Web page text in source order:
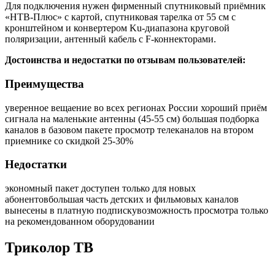
Для подключения нужен фирменный спутниковый приёмник
«НТВ-Плюс» с картой, спутниковая тарелка от 55 см с
кронштейном и конвертером Ku-диапазона круговой
поляризации, антенный кабель с F-коннекторами.
Достоинства и недостатки по отзывам пользователей:
Преимущества
уверенное вещаение во всех регионах России хороший приём
сигнала на маленькие антенны (45-55 см) большая подборка
каналов в базовом пакете просмотр телеканалов на втором
приемнике со скидкой 25-30%
Недостатки
экономный пакет доступен только для новых
абонентовбольшая часть детских и фильмовых каналов
вынесены в платную подпискувозможность просмотра только
на рекомендованном оборудовании
Триколор ТВ